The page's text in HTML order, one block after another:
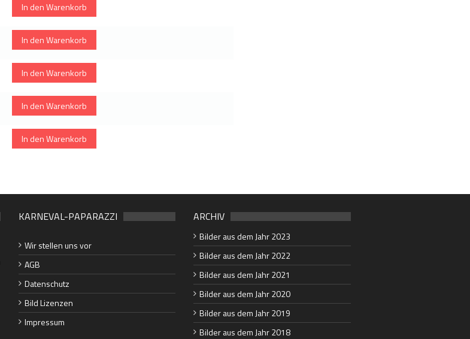
In den Warenkorb
In den Warenkorb
In den Warenkorb
In den Warenkorb
In den Warenkorb
KARNEVAL-PAPARAZZI
Wir stellen uns vor
AGB
Datenschutz
Bild Lizenzen
Impressum
ARCHIV
Bilder aus dem Jahr 2023
Bilder aus dem Jahr 2022
Bilder aus dem Jahr 2021
Bilder aus dem Jahr 2020
Bilder aus dem Jahr 2019
Bilder aus dem Jahr 2018